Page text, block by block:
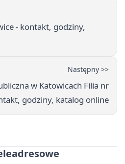
- kontakt, godziny,
Następny >>
w Katowicach Filia nr
godziny, katalog online